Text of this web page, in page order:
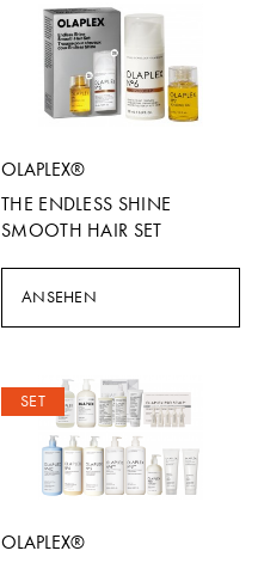
OLAPLEX®
THE ENDLESS SHINE
SMOOTH HAIR SET
ANSEHEN
SET
OLAPLEX®